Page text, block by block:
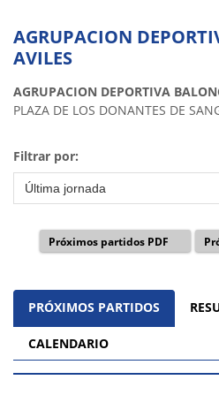
AGRUPACION
AVILES
AGRUPACION DEPORTIVA
PLAZA DE LOS DONANTES DE
Filtrar por:
Próximos partidos PDF
PRÓXIMOS PARTIDOS
CALENDARIO